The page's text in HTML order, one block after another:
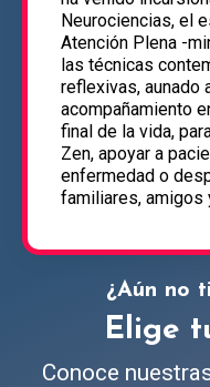
Neurociencias, el
Atención Plena -
las técnicas
reflexivas, aunado
acompañamiento
final de la vida,
Zen, apoyar a
enfermedad o
familiares, amigos
¿Aún no
Elige
Conoce